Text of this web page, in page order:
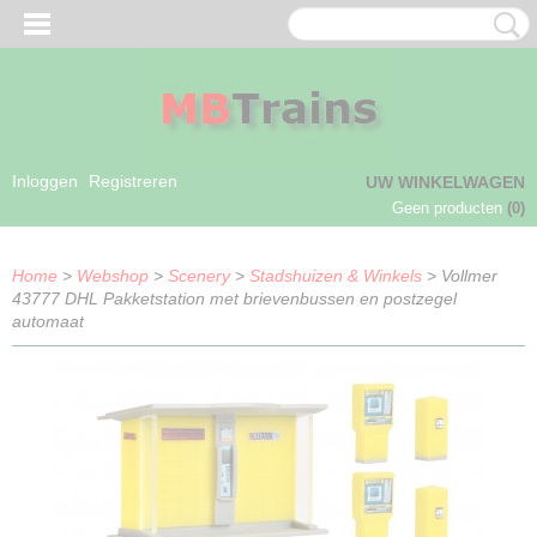
Inloggen Registreren UW WINKELWAGEN
Geen producten (0)
Home > Webshop > Scenery> Stadshuizen & Winkels > Vollmer
43777 DHL Pakketstation met brievenbussen en postzegel
automaat